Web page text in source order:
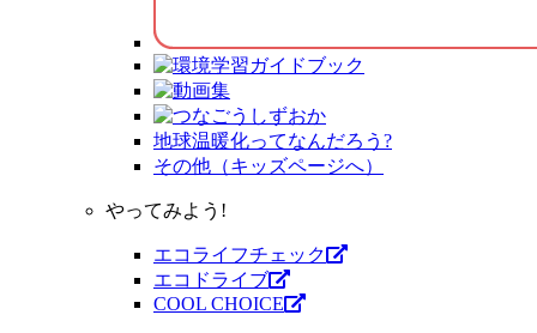
地球温暖化ってなんだろう?
その他（キッズページへ）
やってみよう!
エコライフチェック
エコドライブ
COOL CHOICE